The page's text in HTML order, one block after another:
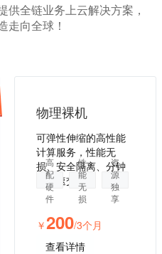
供全链业务上云解决方案，
走向全球！
物理裸机
可弹性伸缩的高性能
计算服务，性能无
损、安全隔离、分钟
级极速交付。
高
配
硬
件
性
能
无
损
资
源
独
享
￥200/3个月
查看详情